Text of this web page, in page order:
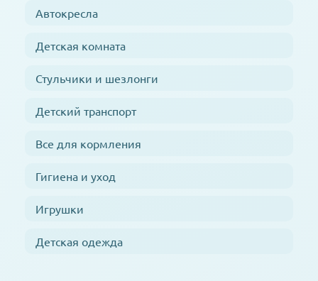
Автокресла
Детская комната
Стульчики и шезлонги
Детский транспорт
Все для кормления
Гигиена и уход
Игрушки
Детская одежда